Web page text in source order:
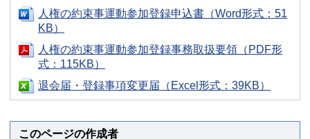
人権の約束事運動参加登録申込書（Word形式：51
KB）
人権の約束事運動参加登録事務取扱要領（PDF形
式：115KB）
退会届・登録事項変更届（Excel形式：39KB）
このページの作成者